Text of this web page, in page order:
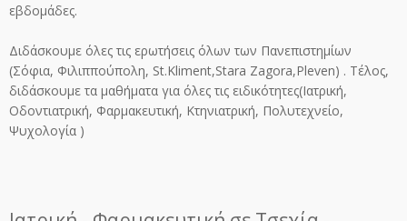
εβδομάδες.
Διδάσκουμε όλες τις ερωτήσεις όλων των Πανεπιστημίων
(Σόφια, Φιλιππούπολη, St.Kliment,Stara Zagora,Pleven) . Τέλος,
διδάσκουμε τα μαθήματα για όλες τις ειδικότητες(Ιατρική,
Οδοντιατρική, Φαρμακευτική, Κτηνιατρική, Πολυτεχνείο,
Ψυχολογία )